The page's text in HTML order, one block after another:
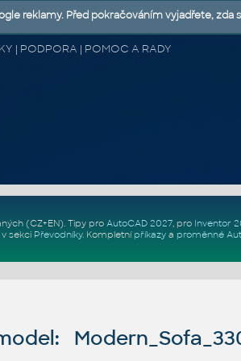
| PODPORA | POMOC A RADY
(CZ+EN). Tipy pro AutoCAD 2027, pro Inventor
sekci Převodníky. Kompletní příkazya proměnné
reklamy. Před pokračováním vyjadřete, zda